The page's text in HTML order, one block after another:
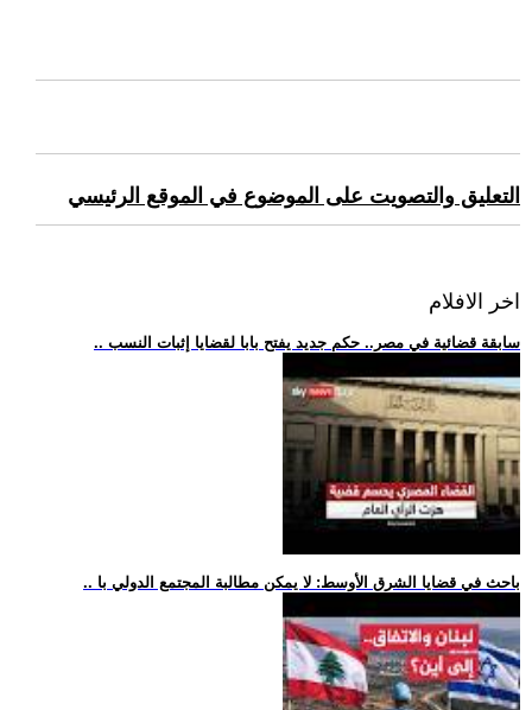
التعليق والتصويت على الموضوع في الموقع الرئيسي
اخر الافلام
.. سابقة قضائية في مصر.. حكم جديد يفتح بابا لقضايا إثبات النسب
.. باحث في قضايا الشرق الأوسط: لا يمكن مطالبة المجتمع الدولي با